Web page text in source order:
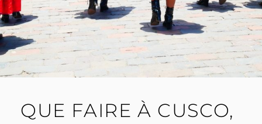
QUE FAIRE À CUSCO,